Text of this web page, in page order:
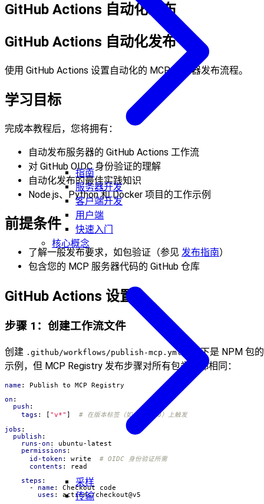
指南
服务器开发
客户端开发
用户端
快速入门
核心概念
采样
传输
GitHub Actions 自动化发布
GitHub Actions 自动化发布
使用 GitHub Actions 设置自动化的 MCP 服务器发布流程。
学习目标
完成本教程后，您将拥有：
自动发布服务器的 GitHub Actions 工作流
对 GitHub OIDC 身份验证的理解
自动化发布的最佳实践知识
Node.js、Python 和 Docker 项目的工作示例
前提条件
了解一般发布要求，如包验证（参见 发布指南）
包含您的 MCP 服务器代码的 GitHub 仓库
GitHub Actions 设置
步骤 1：创建工作流文件
创建 .github/workflows/publish-mcp.yml
。以下是 NPM 包的
示例，但 MCP Registry 发布步骤对所有包类型都相同：
name :
Publish to MCP Registry
on :
push :
tags : [ "v*" ] # 在版本标签（如 v1.0.0）上触发
jobs :
publish :
runs-on :
ubuntu-latest
permissions :
id-token : write
# OIDC 身份验证所需
contents :
read
steps :
- name :
Checkout code
uses : actions/checkout@v5